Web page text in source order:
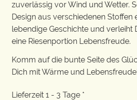
zuverlässig vor Wind und Wetter.
Design aus verschiedenen Stoffen
lebendige Geschichte und verleiht
eine Riesenportion Lebensfreude.
Komm auf die bunte Seite des
Dich mit Wärme und
Lieferzeit 1 - 3 Tage *